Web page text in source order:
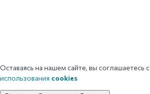
Оставаясь на нашем сайте, вы соглашаетесь с
использования cookies